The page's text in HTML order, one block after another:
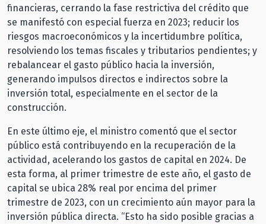
financieras, cerrando la fase restrictiva del crédito que
se manifestó con especial fuerza en 2023; reducir los
riesgos macroeconómicos y la incertidumbre política,
resolviendo los temas fiscales y tributarios pendientes; y
rebalancear el gasto público hacia la inversión,
generando impulsos directos e indirectos sobre la
inversión total, especialmente en el sector de la
construcción.
En este último eje, el ministro comentó que el sector
público está contribuyendo en la recuperación de la
actividad, acelerando los gastos de capital en 2024. De
esta forma, al primer trimestre de este año, el gasto de
capital se ubica 28% real por encima del primer
trimestre de 2023, con un crecimiento aún mayor para la
inversión pública directa. “Esto ha sido posible gracias a